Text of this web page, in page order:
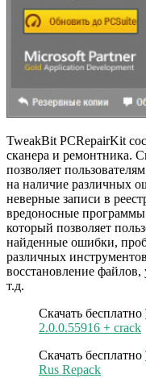
TweakBit PCRepairKit
сканера и ремонтника.
позволяет
на наличие различных
неверные записи в
вредоносные
который позволяет
найденные ошибки,
различных
восстановление
т.д.
Скачать бесплатно
2.0.0.55916 + crack
Скачать бесплатно
Rus Repack